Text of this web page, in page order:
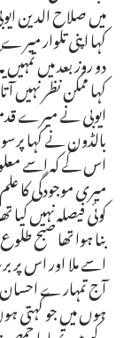
میں صلاح الدین
کہا اپنی تلوار
دو روز بعد میں
کہا ممکن نظر نہیں
ایوبی نے میرے
بالڈون نے کہا
اس کے کہ اسے
میری موجودگی کا
کوئی فیصلہ نہیں
بنا ہوا تھا صبح
اسے ملا اور اس پر
آج تمہارے احسان
ہوں میں جو کہتی